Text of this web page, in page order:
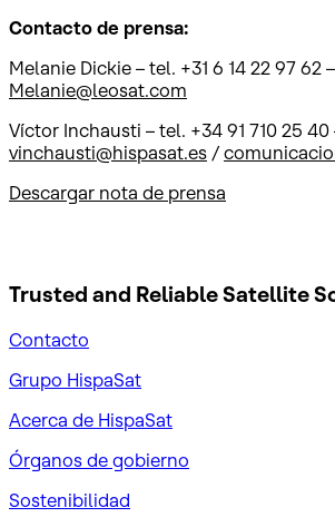
Contacto de prensa:
Melanie Dickie – tel. +31 6 14 22 97 62 –
Melanie@leosat.com
Víctor Inchausti – tel. +34 91 710 25 40
vinchausti@hispasat.es /
Descargar nota de prensa
Trusted and ReliableSatellite
Contacto
Grupo HispaSat
Acerca de HispaSat
Órganos de gobierno
Sostenibilidad